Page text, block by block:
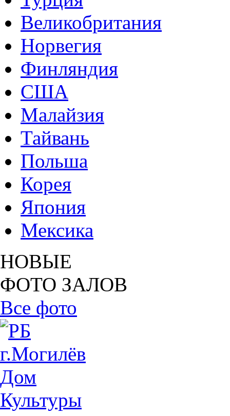
Великобритания
Норвегия
Финляндия
США
Малайзия
Тайвань
Польша
Корея
Япония
Мексика
НОВЫЕ
ФОТО ЗАЛОВ
Все фото